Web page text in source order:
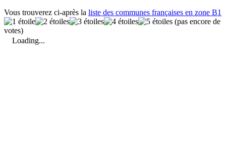
Vous trouverez ci-après la liste des communes françaises en zone B1
(pas encore de
votes)
Loading...